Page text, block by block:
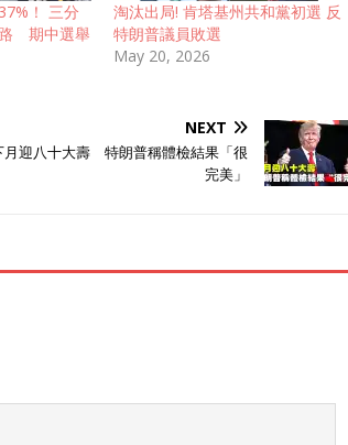
！ 三分
期中選舉
淘汰出局! 肯塔基州共和黨初選 反
特朗普議員敗選
May 20, 2026
NEXT
月迎八十大壽 特朗普稱體檢結果「很
完美」